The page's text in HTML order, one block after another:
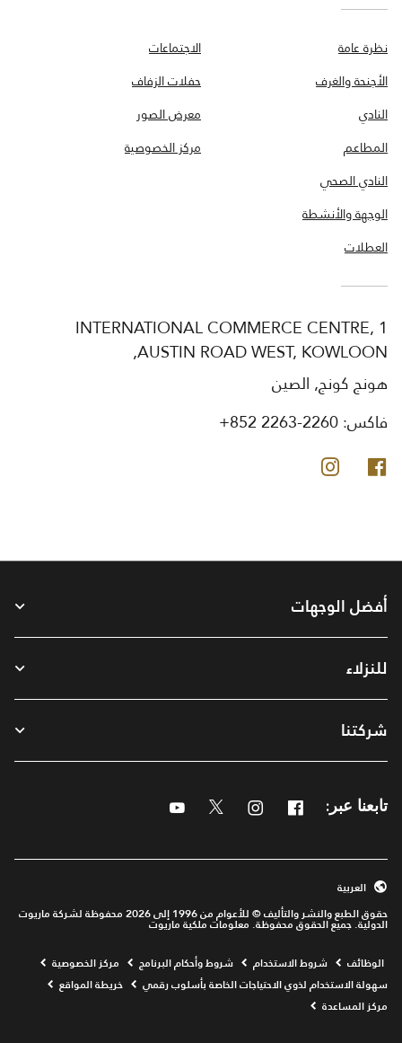
نظرة عامة
الأجنحة والغرف
النادي
المطاعم
النادي الصحي
الوجهة والأنشطة
العطلات
الاجتماعات
حفلات الزفاف
معرض الصور
مركز الخصوصية
INTERNATIONAL COMMERCE CENTRE, 1
AUSTIN ROAD WEST, KOWLOON,
هونج كونج, الصين
فاكس:+852 2263-2260
فيس بوك
أفضل الوجهات
للنزلاء
شركتنا
تابعنا عبر: Facebook
Instagram
Twitter
حقوق الطبع والنشر والتأليف © للأعوام من 1996 إلى 2026 محفوظة لشركة ماريوت
الدولية. جميع الحقوق محفوظة. معلومات ملكية ماريوت
العربية
الوظائف Opens a new window
شروط الاستخدام شروط وأحكام البرنامج
مركز الخصوصية
سهولة الاستخدام لذوي الاحتياجات الخاصة بأسلوب رقمي
خريطة المواقع
مركز المساعدة